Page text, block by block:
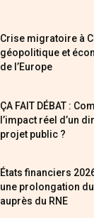
Crise migratoire à
géopolitique et
de l’Europe
ÇA FAIT DÉBAT :
l’impact réel d’un
projet public ?
États financiers
une prolongation
auprès du RNE